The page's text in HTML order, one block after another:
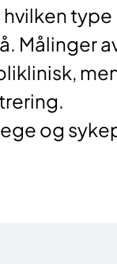
type
Målinger
og